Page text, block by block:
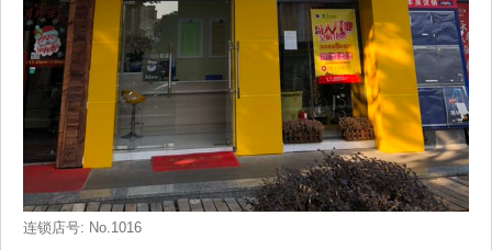
连锁店号: No.1016